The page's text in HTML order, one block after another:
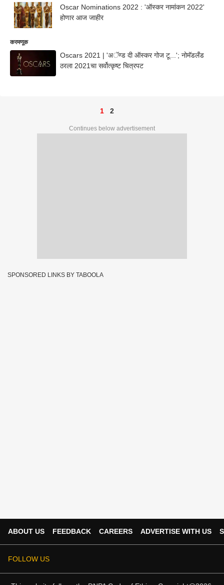
Oscar Nominations 2022 : 'ऑस्कर नामांकन 2022'
होणार आज जाहीर
करमणूक
Oscars 2021 | 'अॅण्ड दी ऑस्कर गोज टू...'; नोमॅडलँड
ठरला 2021चा सर्वोत्कृष्ट चित्रपट
1 2
Continues below advertisement
SPONSORED LINKS BY TABOOLA
ABOUT US FEEDBACK CAREERS ADVERTISE WITH US
FOLLOW US